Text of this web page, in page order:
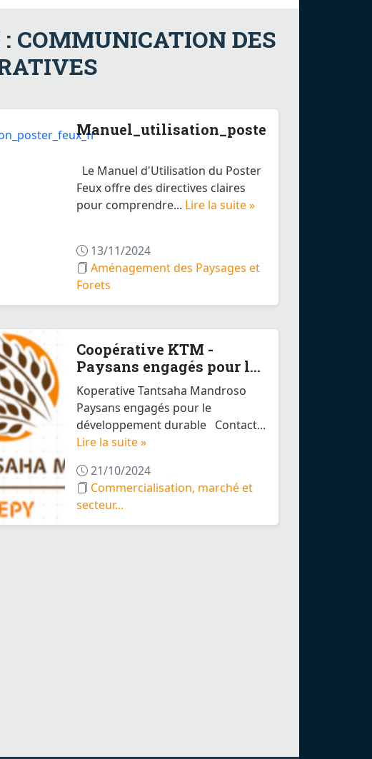
: COMMUNICATION DES
Manuel_utilisation_poster_feux_fr
Feux offre des directives claires
pour comprendre... Lire la suite »
13/11/2024
Aménagement des Paysages et
Forets
Coopérative KTM -
Paysans engagés pour le
dével...
Koperative Tantsaha Mandroso
Paysans engagés pour le
développement durable Contact...
Lire la suite »
21/10/2024
Commercialisation, marché et
secteur...